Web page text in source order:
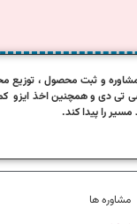
تی دی و همچنین اخذ
را پیدا کند.
مشاوره ها